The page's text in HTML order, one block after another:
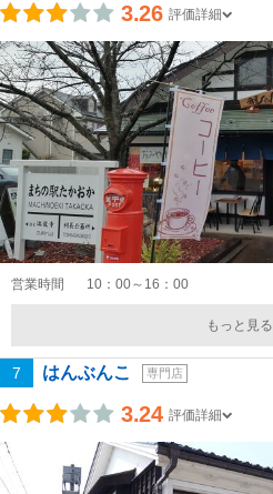
3.26 評価詳細
営業時間 10：00～16：00
もっと見る
7 はんぶんこ 専門店
3.24 評価詳細